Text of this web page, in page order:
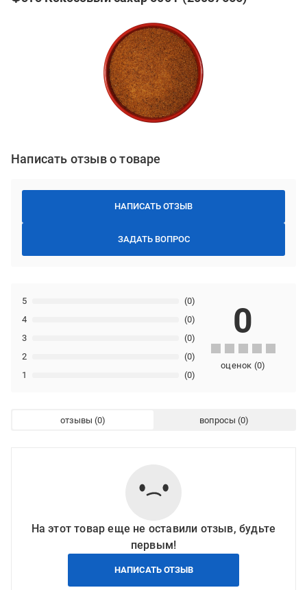
Написать отзыв о товаре
НАПИСАТЬ ОТЗЫВ
ЗАДАТЬ ВОПРОС
1 (0)
2 (0)
3 (0)
4 (0)
5 (0)
0
оценок (0)
отзывы вопросы
На этот товар еще не оставили отзыв, будьте
первым!
НАПИСАТЬ ОТЗЫВ